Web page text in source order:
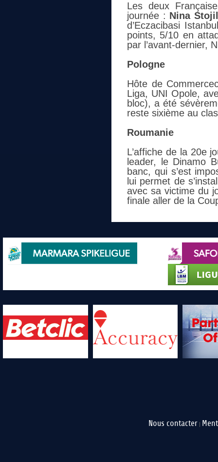
Les deux
journée : Nina
d’Eczacibasi
points, 5/10 en
par l’avant-dernier,
Pologne
Hôte de
Liga, UNI Opole,
bloc), a été
reste sixième au
Roumanie
L’affiche de la 20e
leader, le Dinamo
banc, qui s’est
lui permet de
avec sa victime du
finale aller de la
Nous contacter |